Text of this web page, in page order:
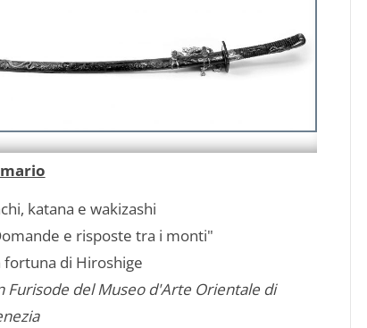
katana e wakizashi
e risposte tra i monti"
fortuna di Hiroshige
Furisode del Museo d'Arte Orientale di